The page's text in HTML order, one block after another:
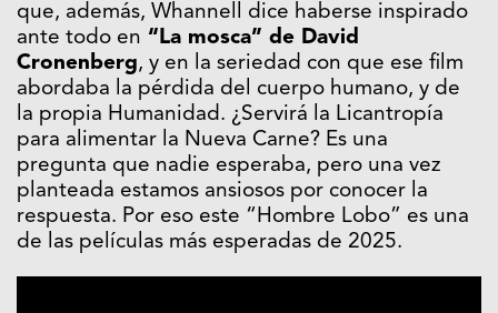
que, además, Whannell dice haberse inspirado
ante todo en “La mosca” de David
Cronenberg, y en la seriedad con que ese film
abordaba la pérdida del cuerpo humano, y de
la propia Humanidad. ¿Servirá la Licantropía
para alimentar la Nueva Carne? Es una
pregunta que nadie esperaba, pero una vez
planteada estamos ansiosos por conocer la
respuesta. Por eso este “Hombre Lobo” es una
de las películas más esperadas de 2025.